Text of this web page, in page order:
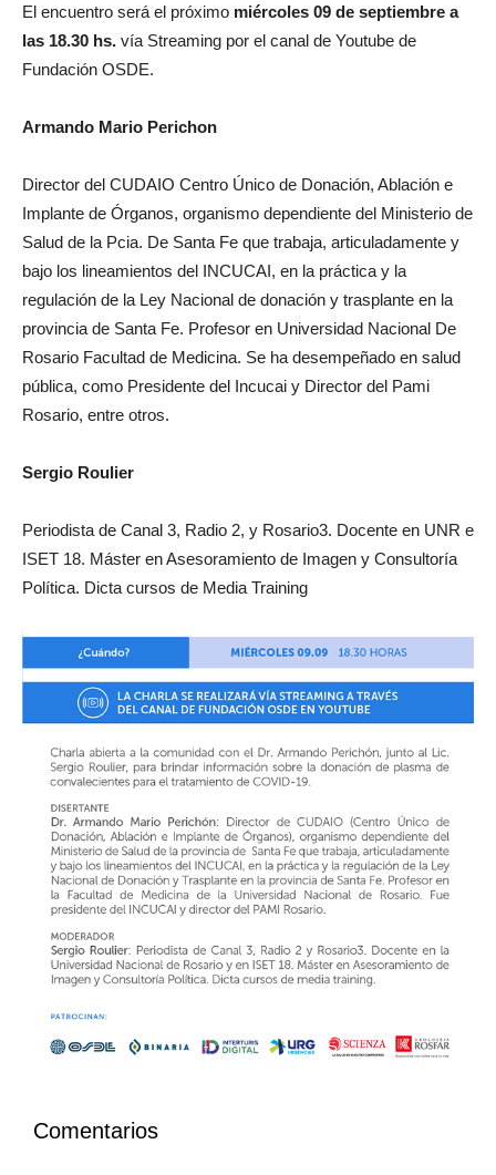
El encuentro será el próximo miércoles 09 de septiembre a
las 18.30 hs. vía Streaming por el canal de Youtube de
Fundación OSDE.
Armando Mario Perichon
Director del CUDAIO Centro Único de Donación, Ablación e
Implante de Órganos, organismo dependiente del Ministerio de
Salud de la Pcia. De Santa Fe que trabaja, articuladamente y
bajo los lineamientos del INCUCAI, en la práctica y la
regulación de la Ley Nacional de donación y trasplante en la
provincia de Santa Fe. Profesor en Universidad Nacional De
Rosario Facultad de Medicina. Se ha desempeñado en salud
pública, como Presidente del Incucai y Director del Pami
Rosario, entre otros.
Sergio Roulier
Periodista de Canal 3, Radio 2, y Rosario3. Docente en UNR e
ISET 18. Máster en Asesoramiento de Imagen y Consultoría
Política. Dicta cursos de Media Training
Comentarios